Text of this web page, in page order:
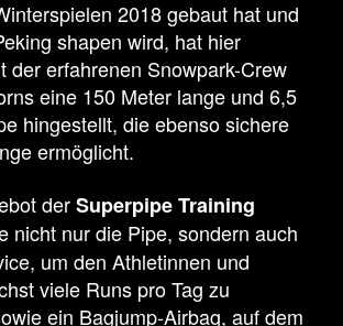
2018 gebaut hat und
shapen wird, hat hier
der erfahrenen Snowpark-Crew
eine 150 Meter lange und 6,5
hingestellt, die ebenso sichere
ermöglicht.
derSuperpipe Training
nicht nur die Pipe, sondern auch
um den Athletinnen und
viele Runs pro Tag zu
ein Bagjump-Airbag, auf dem